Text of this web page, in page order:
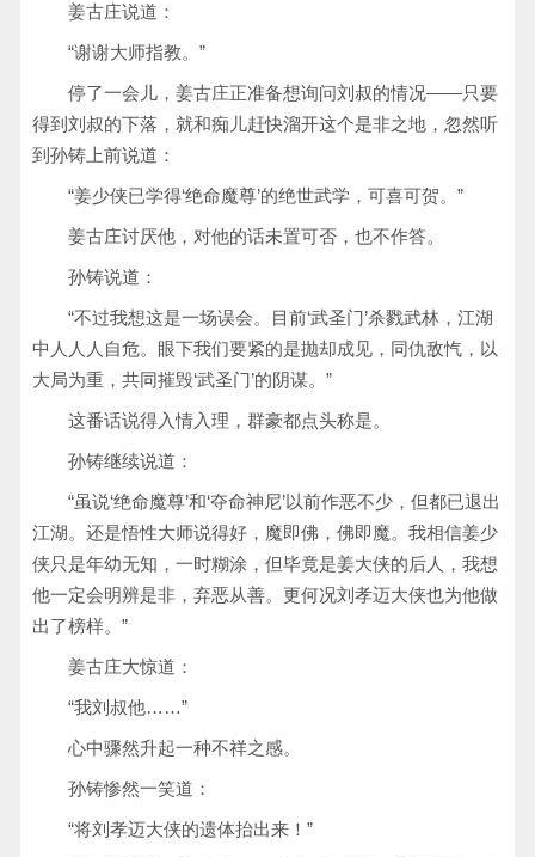
姜古庄说道：
“谢谢大师指教。”
停了一会儿，姜古庄正准备想询问刘叔的情况——只要
得到刘叔的下落，就和痴儿赶快溜开这个是非之地，忽然听
到孙铸上前说道：
“姜少侠已学得‘绝命魔尊’的绝世武学，可喜可贺。”
姜古庄讨厌他，对他的话未置可否，也不作答。
孙铸说道：
“不过我想这是一场误会。目前‘武圣门’杀戮武林，江湖
中人人人自危。眼下我们要紧的是抛却成见，同仇敌忾，以
大局为重，共同摧毁‘武圣门’的阴谋。”
这番话说得入情入理，群豪都点头称是。
孙铸继续说道：
“虽说‘绝命魔尊’和‘夺命神尼’以前作恶不少，但都已退出
江湖。还是悟性大师说得好，魔即佛，佛即魔。我相信姜少
侠只是年幼无知，一时糊涂，但毕竟是姜大侠的后人，我想
他一定会明辨是非，弃恶从善。更何况刘孝迈大侠也为他做
出了榜样。”
姜古庄大惊道：
“我刘叔他……”
心中骤然升起一种不祥之感。
孙铸惨然一笑道：
“将刘孝迈大侠的遗体抬出来！”